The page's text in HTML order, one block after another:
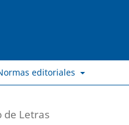
editoriales
de Letras